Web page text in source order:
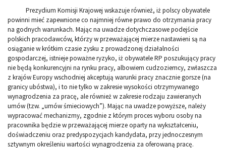
Prezydium Komisji Krajowej wskazuje również, iż polscy obywatele
powinni mieć zapewnione co najmniej równe prawo do otrzymania pracy
na godnych warunkach. Mając na uwadze dotychczasowe podejście
polskich pracodawców, którzy w przeważającej mierze nastawieni są na
osiąganie w krótkim czasie zysku z prowadzonej działalności
gospodarczej, istnieje poważne ryzyko, iż obywatele RP poszukujący pracy
nie będą konkurencyjni na rynku pracy, albowiem cudzoziemcy, zwłaszcza
z krajów Europy wschodniej akceptują warunki pracy znacznie gorsze (na
granicy ubóstwa), i to nie tylko w zakresie wysokości otrzymywanego
wynagrodzenia za pracę, ale również w zakresie rodzaju zawieranych
umów (tzw. „umów śmieciowych”). Mając na uwadze powyższe, należy
wypracować mechanizmy, zgodnie z którym proces wyboru osoby na
pracownika będzie w przeważającej mierze oparty na wykształceniu,
doświadczeniu oraz predyspozycjach kandydata, przy jednoczesnym
sztywnym określeniu wartości wynagrodzenia za oferowaną pracę.